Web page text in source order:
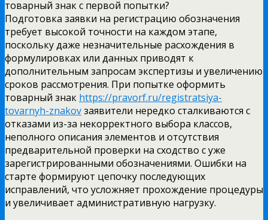
Подготовка заявки на регистрацию обозначения
требует высокой точности на каждом этапе,
поскольку даже незначительные расхождения в
формулировках или данных приводят к
дополнительным запросам экспертизы и увеличению
сроков рассмотрения. При попытке оформить
товарный знак https://pravorf.ru/registratsiya-
tovarnyh-znakovзаявители нередко сталкиваются с
отказами из-за некорректного выбора классов,
неполного описания элементов и отсутствия
предварительной проверки на сходство с уже
зарегистрированными обозначениями. Ошибки на
старте формируют цепочку последующих
исправлений, что усложняет прохождение процедуры
и увеличивает административную нагрузку.